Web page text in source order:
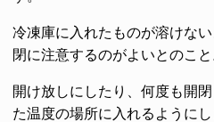
冷凍庫に入れたものが溶けな
閉に注意するのがよいとのこと
開け放しにしたり、何度も開
た温度の場所に入れるようにし